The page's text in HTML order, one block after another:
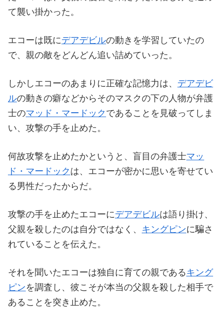
て襲い掛かった。
エコーは既にデアデビルの動きを学習していたの
で、親の敵をどんどん追い詰めていった。
しかしエコーのあまりに正確な記憶力は、 デアデビ
ルの動きの癖などからそのマスクの下の人物が弁護
士のマッド・マードック であることを見破ってしま
い、攻撃の手を止めた。
何故攻撃を止めたかというと、盲目の弁護士マッ
ド・マードック は、エコーが密かに思いを寄せてい
る男性だったからだ。
攻撃の手を止めたエコーにデアデビルは語り掛け、
父親を殺したのは自分ではなく、 キングピンに騙さ
れていることを伝えた。
それを聞いたエコーは独自に育ての親であるキング
ピンを調査し、彼こそが本当の父親を殺した相手で
あることを突き止めた。